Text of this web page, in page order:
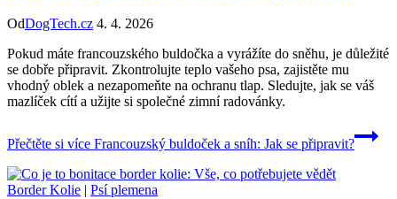
OdDogTech.cz 4. 4. 2026
Pokud máte francouzského buldočka a vyrážíte do sněhu, je důležité
se dobře připravit. Zkontrolujte teplo vašeho psa, zajistěte mu
vhodný oblek a nezapomeňte na ochranu tlap. Sledujte, jak se váš
mazlíček cítí a užijte si společné zimní radovánky.
Přečtěte si více Francouzský buldoček a sníh: Jak se připravit?
Border Kolie | Psí plemena